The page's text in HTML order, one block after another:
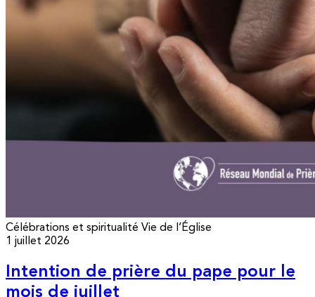
Célébrations et spiritualité Vie de l’Église
1 juillet 2026
Intention de prière du pape pour le
mois de juillet